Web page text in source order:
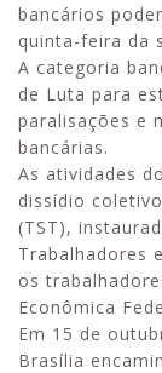
bancários
quinta-feira da
A categoria
de Luta para
paralisações e
bancárias.
As atividades
dissídio
(TST),
Trabalhadores
os
Econômica
Em 15 de
Brasília